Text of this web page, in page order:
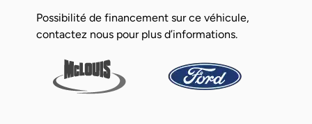
Possibilité de financement sur ce véhicule,
contactez nous pour plus d’informations.